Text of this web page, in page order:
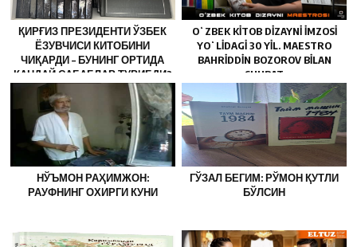
ҚИРҒИЗ ПРЕЗИДЕНТИ ЎЗБЕК
ЁЗУВЧИСИ КИТОБИНИ
ЧИҚАРДИ – БУНИНГ ОРТИДА
ҚАНДАЙ САБАБЛАР ТУРИБДИ?
OʻZBEK KITOB DIZAYNI IMZOSI
YOʻLIDAGI 30 YIL. MAESTRO
BAHRIDDIN BOZOROV BILAN
SUHBAT
НЎЪМОН РАҲИМЖОН:
РАУФНИНГ ОХИРГИ КУНИ
ГЎЗАЛ БЕГИМ: РЎМОН ҚУТЛИ
БЎЛСИН